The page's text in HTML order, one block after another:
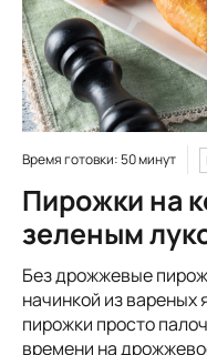
Время готовки: 50 минут
Пирожки на
зеленым
Без дрожжевые
начинкой из вареных
пирожки просто
времени на